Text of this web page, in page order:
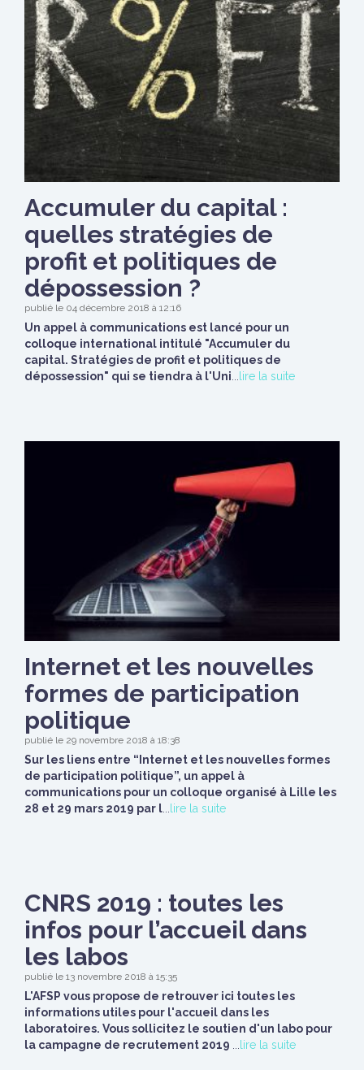
Accumuler du capital :
quelles stratégies de
profit et politiques de
dépossession ?
publié le 04 décembre 2018 à 12:16
Un appel à communications est lancé pour un
colloque international intitulé "Accumuler du
capital. Stratégies de profit et politiques de
dépossession" qui se tiendra à l'Uni...lire la suite
Internet et les nouvelles
formes de participation
politique
publié le 29 novembre 2018 à 18:38
Sur les liens entre “Internet et les nouvelles formes
de participation politique”, un appel à
communications pour un colloque organisé à Lille les
28 et 29 mars 2019 par l
lire la suite
CNRS 2019 : toutes les
infos pour l’accueil dans
les labos
publié le 13 novembre 2018 à 15:35
L'AFSP vous propose de retrouver ici toutes les
informations utiles pour l'accueil dans les
laboratoires. Vous sollicitez le soutien d'un labo pour
la campagne de recrutement 2019
lire la suite